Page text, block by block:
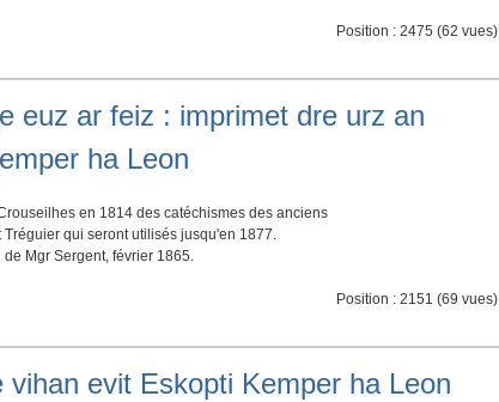
Position : 2475 (62 vues)
euz ar feiz : imprimet dre urz an
ha Leon
en 1814 des catéchismes des anciens
qui seront utilisés jusqu'en 1877.
Mgr Sergent, février 1865.
Position : 2151 (69 vues)
vihan evit Eskopti Kemper ha Leon